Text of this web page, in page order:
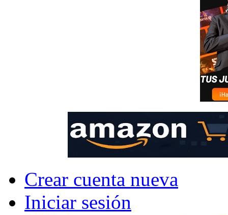
Crear cuenta nueva
Iniciar sesión